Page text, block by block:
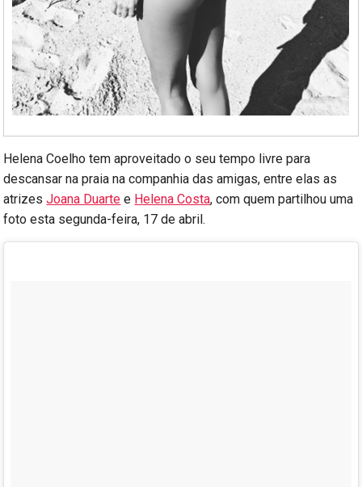
Helena Coelho tem aproveitado o seu tempo livre para
descansar na praia na companhia das amigas, entre elas as
atrizesJoana Duarte e Helena Costa, com quem partilhou uma
foto esta segunda-feira, 17 de abril.